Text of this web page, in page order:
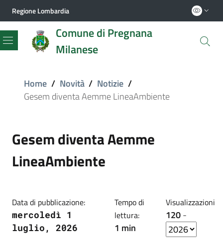
Regione Lombardia
Comune di Pregnana
Milanese
Menu
Home / Novità / Notizie /
Gesem diventa Aemme LineaAmbiente
Gesem diventa Aemme
LineaAmbiente
Data di pubblicazione:
mercoledì 1
luglio, 2026
Tempo di
lettura:
1 min
Visualizzazioni
120-